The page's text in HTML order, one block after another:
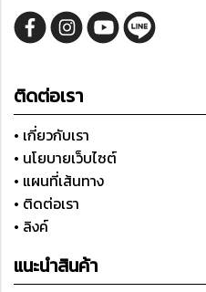
ติดต่อเรา
• เกี่ยวกับเรา
• นโยบายเว็บไซต์
• แผนที่เส้นทาง
• ติดต่อเรา
• ลิงค์
แนะนำสินค้า